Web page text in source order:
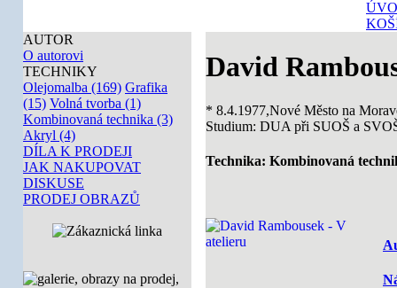
AUTOR
O autorovi
TECHNIKY
Olejomalba (169) Grafika
(15) Volná tvorba (1)
Kombinovaná technika (3)
Akryl (4)
DÍLA K PRODEJI
JAK NAKUPOVAT
DISKUSE
PRODEJ OBRAZŮ
David
* 8.4.1977,Nové Město na
Studium: DUA při SUOŠ a
Technika: Kombinovaná